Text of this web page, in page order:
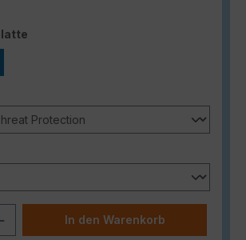
Anzahl: Gib den
In den Warenkorb